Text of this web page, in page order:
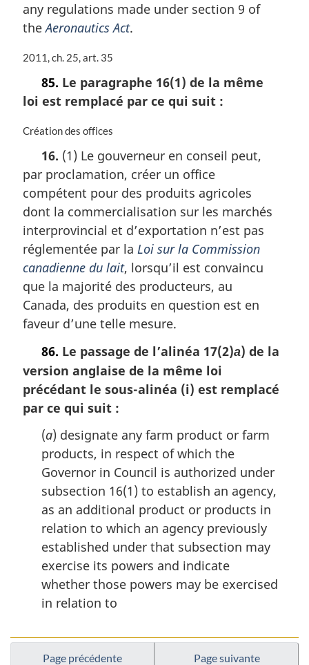
any regulations made under section 9 of
theAeronautics Act.
N
e
a
i
n
l
e
:
2011, ch. 25, art. 35
85. Le paragraphe 16(1) de la même
loi est remplacé par ce qui suit :
N
e
m
r
g
i
a
l
e
:
Création des offices
16. (1) Le gouverneur en conseil peut,
par proclamation, créer un office
compétent pour des produits agricoles
dont la commercialisation sur les marchés
interprovincial et d’exportation n’est pas
réglementée par la Loi sur la Commission
canadienne du lait, lorsqu’il est convaincu
que la majorité des producteurs, au
Canada, des produits en question est en
faveur d’une telle mesure.
86. Le passage de l’alinéa 17(2)a) de la
version anglaise de la même loi
précédant le sous-alinéa (i) est remplacé
par ce qui suit :
(a) designate any farm product or farm
products, in respect of which the
Governor in Council is authorized under
subsection 16(1) to establish an agency,
as an additional product or products in
relation to which an agency previously
established under that subsection may
exercise its powers and indicate
whether those powers may be exercised
in relation to
Page précédente Page suivante